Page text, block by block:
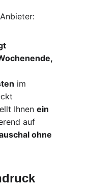
im
Ihnen ein
auf
ohne